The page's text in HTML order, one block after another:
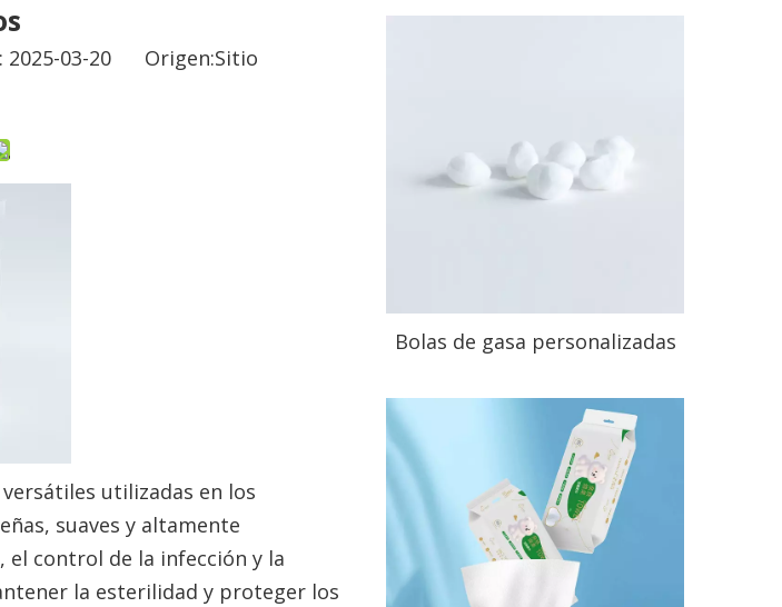
03-20 Origen:Sitio
utilizadas en los
suaves y altamente
el control de la infección y la
la esterilidad y proteger los
Bolas de gasa personalizadas